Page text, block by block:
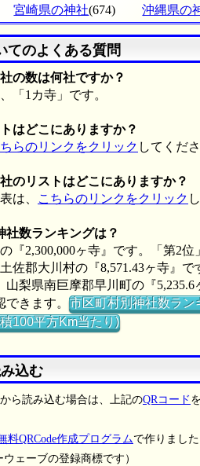
宮崎県の神社(674) 沖縄県の
てのよくある質問
の数は何社ですか？
「1カ寺」です。
はどこにありますか？
らのリンクをクリック してくだ
のリストはどこにありますか？
は、
こちらのリンクをクリック
社数ランキングは？
『2,300,000ヶ寺』です。「第2
佐郡大川村の『8,571.43ヶ寺』
梨県南巨摩郡早川町の『
できます。市区町村別神社数ラン
100平方Km当たり)
込む
ら読み込む場合は、上記のQRコード
料QRCode作成プログラムで作りました
ェーブの登録商標です）